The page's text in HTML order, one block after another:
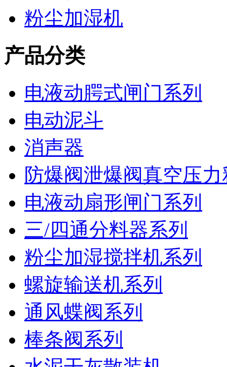
粉尘加湿机
产品分类
电液动腭式闸门系列
电动泥斗
消声器
防爆阀泄爆阀真空压
电液动扇形闸门系列
三/四通分料器系列
粉尘加湿搅拌机系列
螺旋输送机系列
通风蝶阀系列
棒条阀系列